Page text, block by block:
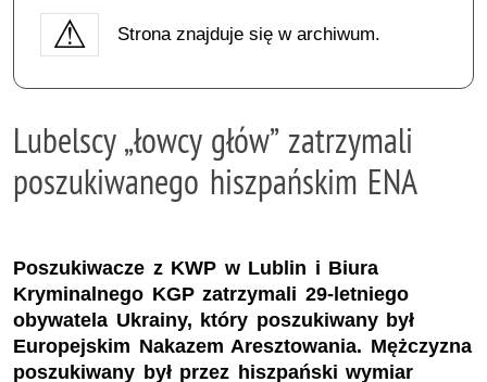
Strona znajduje się w archiwum.
Lubelscy „łowcy głów” zatrzymali
poszukiwanego hiszpańskim ENA
Poszukiwacze z KWP w Lublin i Biura
Kryminalnego KGP zatrzymali 29-letniego
obywatela Ukrainy, który poszukiwany był
Europejskim Nakazem Aresztowania. Mężczyzna
poszukiwany był przez hiszpański wymiar